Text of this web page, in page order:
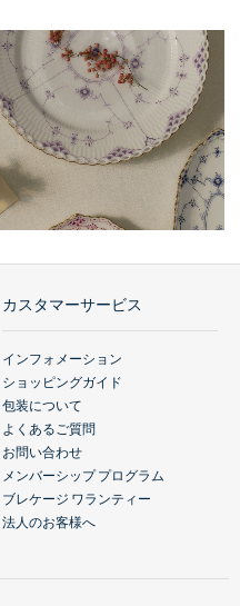
カスタマーサービス
インフォメーション
ショッピングガイド
包装について
よくあるご質問
お問い合わせ
メンバーシップ プログラム
ブレケージ ワランティー
法人のお客様へ